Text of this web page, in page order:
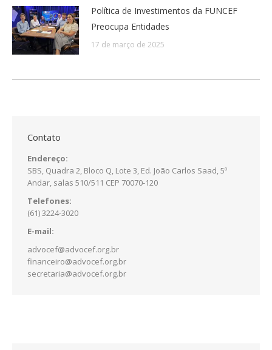
Política de Investimentos da FUNCEF
Preocupa Entidades
17 de março de 2025
Contato
Endereço:
SBS, Quadra 2, Bloco Q, Lote 3, Ed. João Carlos Saad, 5º
Andar, salas 510/511 CEP 70070-120
Telefones:
(61) 3224-3020
E-mail:
advocef@advocef.org.br
financeiro@advocef.org.br
secretaria@advocef.org.br